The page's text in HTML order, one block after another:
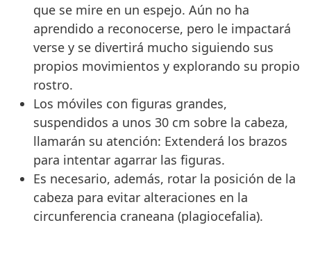
que se mire en un espejo. Aún no ha
aprendido a reconocerse, pero le impactará
verse y se divertirá mucho siguiendo sus
propios movimientos y explorando su propio
rostro.
Los móviles con figuras grandes,
suspendidos a unos 30 cm sobre la cabeza,
llamarán su atención: Extenderá los brazos
para intentar agarrar las figuras.
Es necesario, además, rotar la posición de la
cabeza para evitar alteraciones en la
circunferencia craneana (plagiocefalia).